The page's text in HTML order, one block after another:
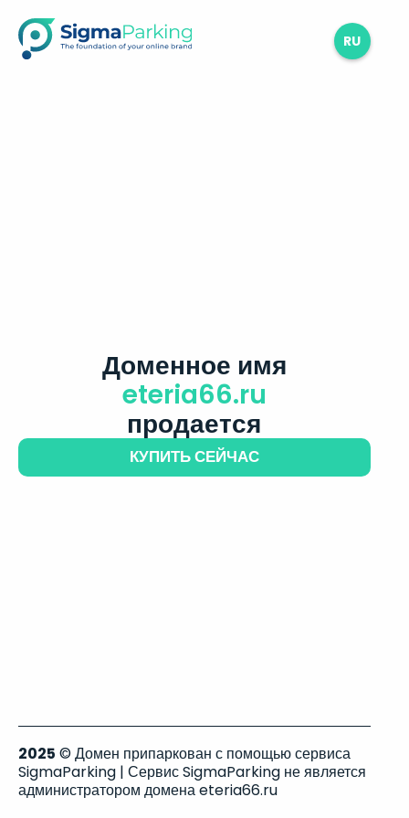
RU
Доменное имя
eteria66.ru
продается
КУПИТЬ СЕЙЧАС
2025 © Домен припаркован с помощью сервиса
SigmaParking | Сервис SigmaParking не является
администратором домена eteria66.ru